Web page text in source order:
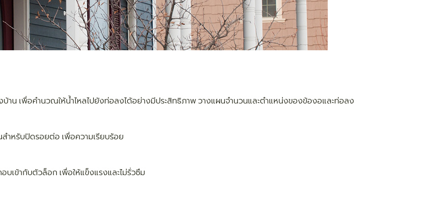
งบ้าน เพื่อคำนวณให้น้ำไหลไปยังท่อลงได้อย่างมีประสิทธิภาพ วางแผนจำนวนและตำแหน่งของข้องอและท่อลง
สำหรับปิดรอยต่อ เพื่อความเรียบร้อย
บเข้ากับตัวล็อก เพื่อให้แข็งแรงและไม่รั่วซึม